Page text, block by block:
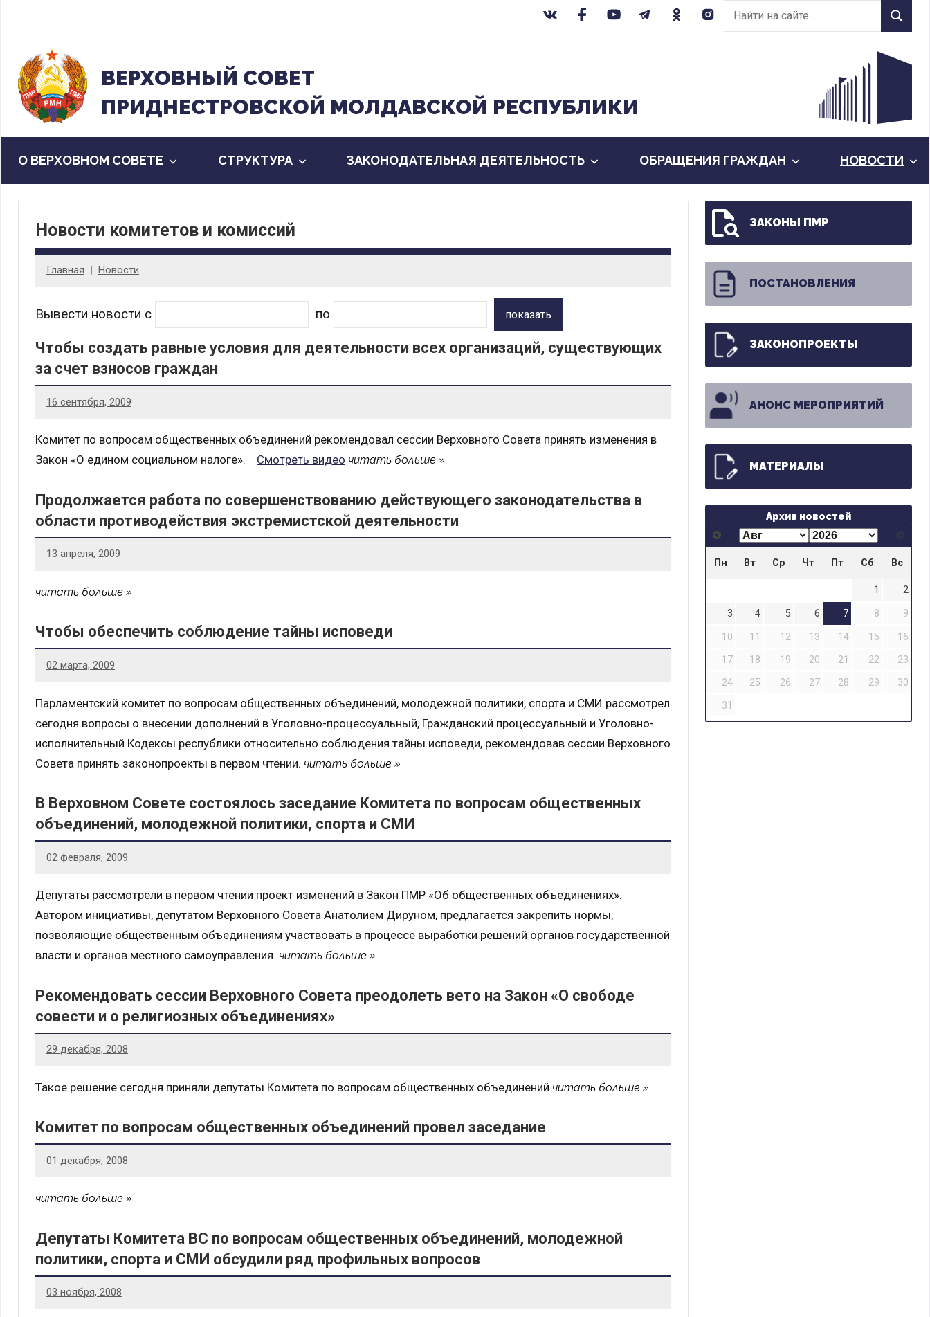
содержанию
Найти
на
Найти
ВЕРХОВНЫЙ CОВЕТ
ПРИДНЕСТРОВСКОЙ МОЛДАВСКОЙ РЕСПУБЛИКИ
О ВЕРХОВНОМ СОВЕТЕ CТРУКТУРА ЗАКОНОДАТЕЛЬНАЯ ДЕЯТЕЛЬНОСТЬ ОБРАЩЕНИЯ ГРАЖДАН НОВОСТИ
Новости комитетов и комиссий
Главная Новости
Вывести новости с по показать
Чтобы создать равные условия для деятельности всех организаций, существующих
за счет взносов граждан
16 сентября, 2009
Комитет по вопросам общественных объединений рекомендовал сессии Верховного Совета принять изменения в
Закон «О едином социальном налоге». Смотреть видео читать больше
Продолжается работа по совершенствованию действующего законодательства в
области противодействия экстремистской деятельности
13 апреля, 2009
читать больше
Чтобы обеспечить соблюдение тайны исповеди
02 марта, 2009
Парламентский комитет по вопросам общественных объединений, молодежной политики, спорта и СМИ рассмотрел
сегодня вопросы о внесении дополнений в Уголовно-процессуальный, Гражданский процессуальный и Уголовно-
исполнительный Кодексы республики относительно соблюдения тайны исповеди, рекомендовав сессии Верховного
Совета принять законопроекты в первом чтении. читать больше
В Верховном Совете состоялось заседание Комитета по вопросам общественных
объединений, молодежной политики, спорта и СМИ
02 февраля, 2009
Депутаты рассмотрели в первом чтении проект изменений в Закон ПМР «Об общественных объединениях».
Автором инициативы, депутатом Верховного Совета Анатолием Дируном, предлагается закрепить нормы,
позволяющие общественным объединениям участвовать в процессе выработки решений органов государственной
власти и органов местного самоуправления. читать больше
Рекомендовать сессии Верховного Совета преодолеть вето на Закон «О свободе
совести и о религиозных объединениях»
29 декабря, 2008
Такое решение сегодня приняли депутаты Комитета по вопросам общественных объединений читать больше
Комитет по вопросам общественных объединений провел заседание
01 декабря, 2008
читать больше
Депутаты Комитета ВС по вопросам общественных объединений, молодежной
политики, спорта и СМИ обсудили ряд профильных вопросов
03 ноября, 2008
ЗАКОНЫ ПМР
ПОСТАНОВЛЕНИЯ
ЗАКОНОПРОЕКТЫ
АНОНС МЕРОПРИЯТИЙ
МАТЕРИАЛЫ
Архив новостей
Пн Вт Ср Чт Пт Сб Вс
1
2
3
4 5 6 7 8
9
10
11 12 13 14 15
16
17
18 19 20 21 22
23
24
25 26 27 28 29
30
31